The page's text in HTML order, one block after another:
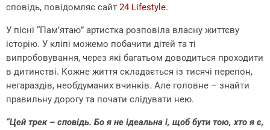
сповідь, повідомляє сайт 24 Lifestyle.
У пісні “Пам’ятаю” артистка розповіла власну життєву
історію. У кліпі можемо побачити дітей та ті
випробовування, через які багатьом доводиться проходити
в дитинстві. Кожне життя складається із тисячі перепон,
негараздів, необдуманих вчинків. Але головне – знайти
правильну дорогу та почати слідувати нею.
“Цей трек – сповідь. Бо я не ідеальна і, щоб бути тою, хто я є,